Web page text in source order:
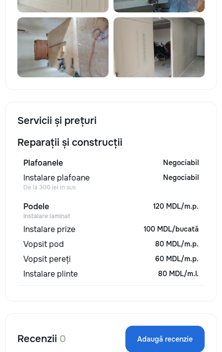
Servicii și prețuri
Reparații și construcții
Plafoanele Negociabil
Instalare plafoane
De la 300 lei in sus
Negociabil
Podele
Instalare laminat
120 MDL/m.p.
Instalare prize 100 MDL/bucată
Vopsit pod 80 MDL/m.p.
Vopsit pereți 60 MDL/m.p.
Instalare plinte 80 MDL/m.l.
Recenzii 0 Adaugă recenzie